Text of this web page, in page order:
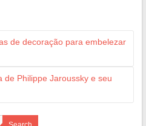
de decoração para embelezar
de Philippe Jaroussky e seu